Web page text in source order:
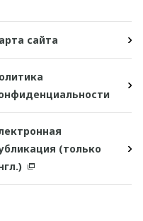
сайта
(только